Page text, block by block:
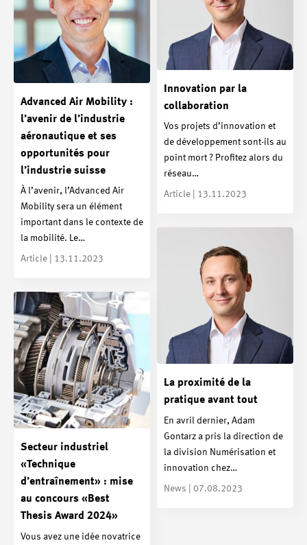
Innovation par la
collaboration
Vos projets d’innovation et
de développement sont-ils au
point mort ? Profitez alors du
réseau…
Article | 13.11.2023
Advanced Air Mobility :
l’avenir de l’industrie
aéronautique et ses
opportunités pour
l’industrie suisse
À l’avenir, l’Advanced Air
Mobility sera un élément
important dans le contexte de
la mobilité. Le…
Article | 13.11.2023
La proximité de la
pratique avant tout
En avril dernier, Adam
Gontarz a pris la direction de
la division Numérisation et
innovation chez…
News | 07.08.2023
Secteur industriel
«Technique
d’entraînement» : mise
au concours «Best
Thesis Award 2024»
Vous avez une idée novatrice